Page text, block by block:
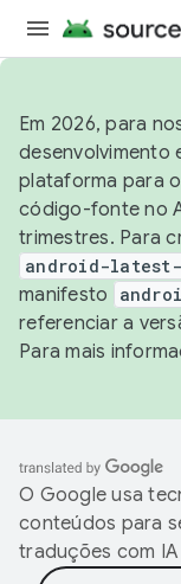
Em 2026, para
desenvolvimento
plataforma para
código-fonte no
trimestres. Para
android-
manifesto
referenciar a
Para mais
O Google usa
conteúdos para
traduções com